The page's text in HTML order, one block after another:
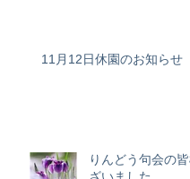
11月12日休園のお知らせ
りんどう句会の